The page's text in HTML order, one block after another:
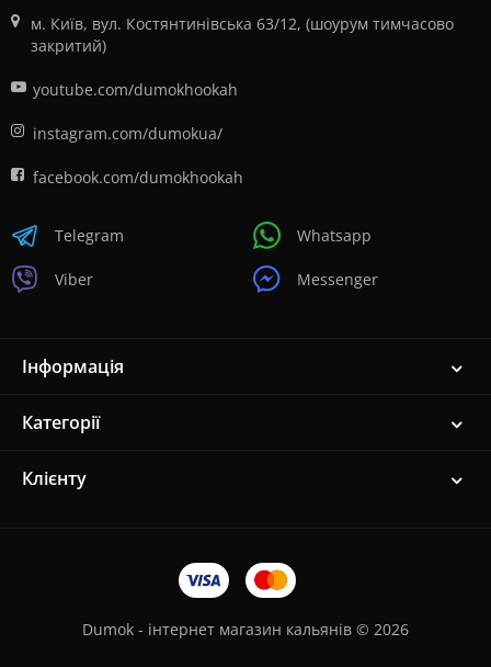
м. Київ, вул. Костянтинівська 63/12, (шоурум тимчасово
закритий)
youtube.com/dumokhookah
instagram.com/dumokua/
facebook.com/dumokhookah
Telegram
Viber
Whatsapp
Messenger
Інформація
Категорії
Клієнту
Dumok - інтернет магазин кальянів © 2026